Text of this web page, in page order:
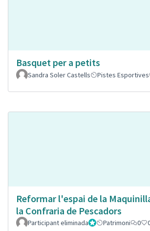
Basquet per a petits
Sandra Soler Castells
Pistes Esportives
Reformar l'espai de la
la Confraria de Pescadors
Participant eliminadaAdministrador
Patrimoni 0